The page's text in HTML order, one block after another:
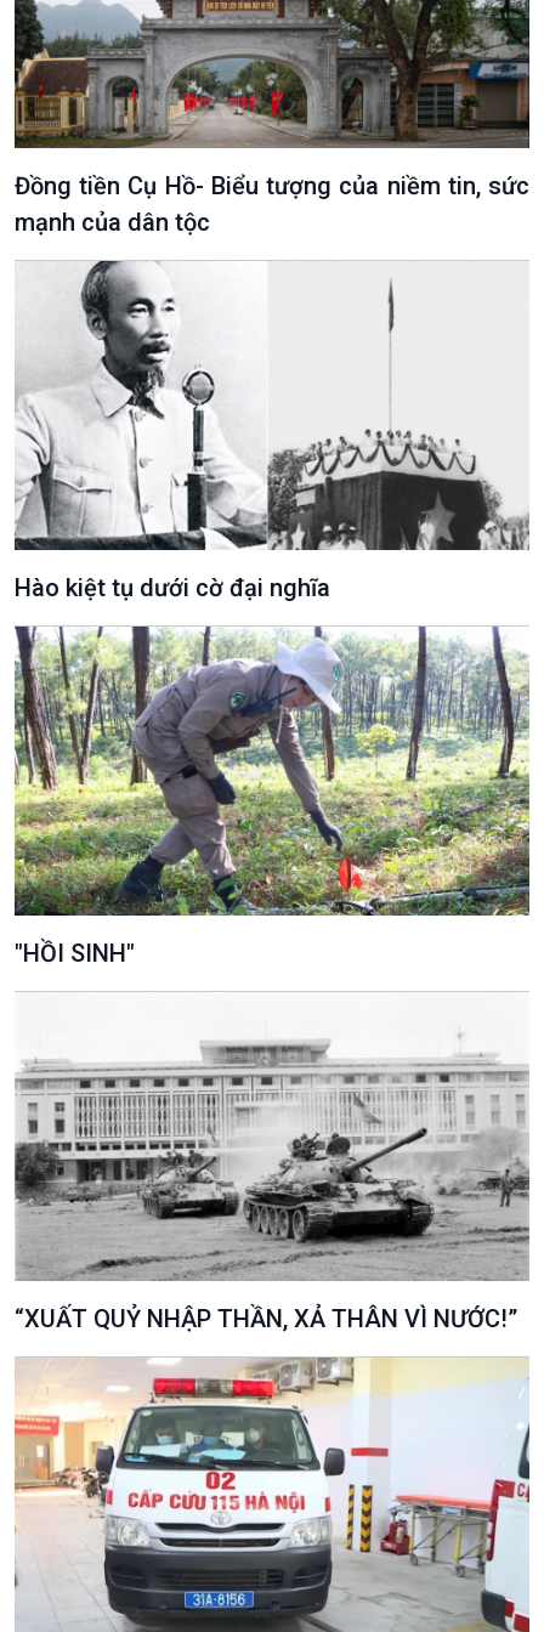
Văn hoá & Du lịch
Tin Văn hoá & Du lịch
Chát với người nổi tiếng
Multimedia
Ảnh
Video
Đồng tiền Cụ Hồ- Biểu tượng của niềm tin, sức
mạnh của dân tộc
Hào kiệt tụ dưới cờ đại nghĩa
"HỒI SINH"
“XUẤT QUỶ NHẬP THẦN, XẢ THÂN VÌ NƯỚC!”